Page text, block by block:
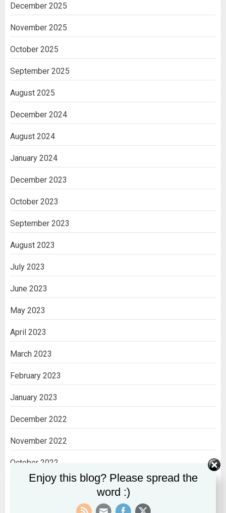
December 2025
November 2025
October 2025
September 2025
August 2025
December 2024
August 2024
January 2024
December 2023
October 2023
September 2023
August 2023
July 2023
June 2023
May 2023
April 2023
March 2023
February 2023
January 2023
December 2022
November 2022
October 2022
September 2022
Enjoy this blog? Please spread the
word :)